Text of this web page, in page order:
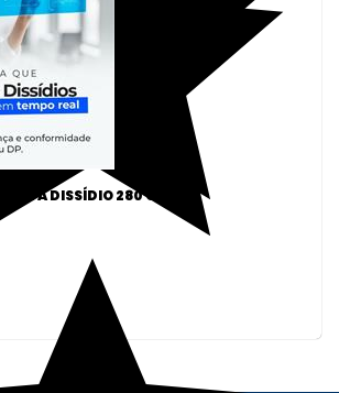
ALERTA DISSÍDIO 280 CNPJS